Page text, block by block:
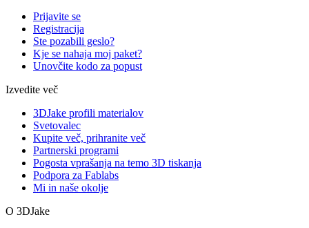
Prijavite se
Registracija
Ste pozabili geslo?
Kje se nahaja moj paket?
Unovčite kodo za popust
Izvedite več
3DJake profili materialov
Svetovalec
Kupite več, prihranite več
Partnerski programi
Pogosta vprašanja na temo 3D tiskanja
Podpora za Fablabs
Mi in naše okolje
O 3DJake